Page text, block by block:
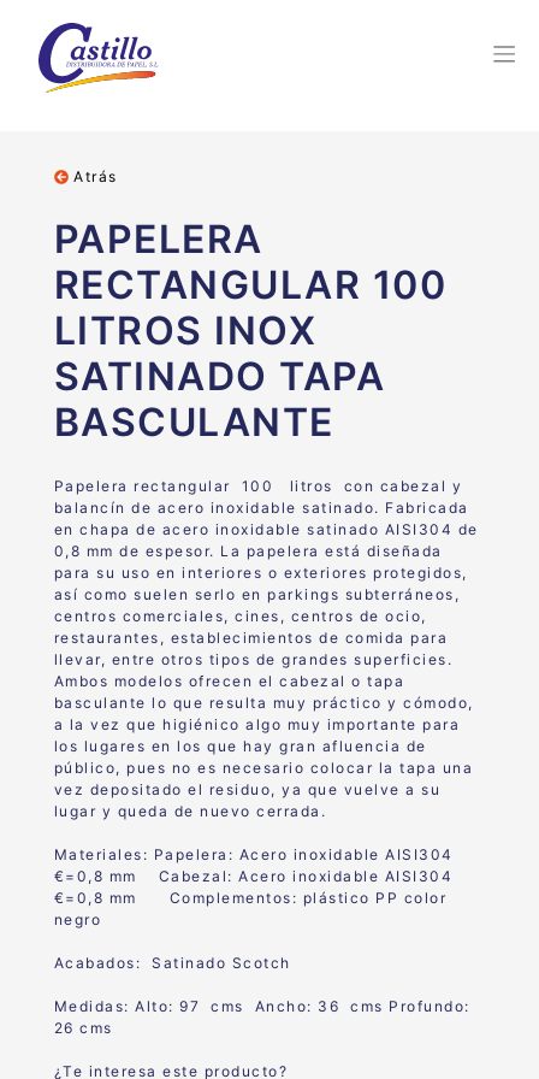
Atrás
PAPELERA
RECTANGULAR 100
LITROS INOX
SATINADO TAPA
BASCULANTE
Papelera rectangular 100 litros con cabezal y
balancín de acero inoxidable satinado. Fabricada
en chapa de acero inoxidable satinado AISI304 de
0,8 mm de espesor. La papelera está diseñada
para su uso en interiores o exteriores protegidos,
así como suelen serlo en parkings subterráneos,
centros comerciales, cines, centros de ocio,
restaurantes, establecimientos de comida para
llevar, entre otros tipos de grandes superficies.
Ambos modelos ofrecen el cabezal o tapa
basculante lo que resulta muy práctico y cómodo,
a la vez que higiénico algo muy importante para
los lugares en los que hay gran afluencia de
público, pues no es necesario colocar la tapa una
vez depositado el residuo, ya que vuelve a su
lugar y queda de nuevo cerrada.
Materiales: Papelera: Acero inoxidable AISI304
€=0,8 mm Cabezal: Acero inoxidable AISI304
€=0,8 mm Complementos: plástico PP color
negro
Acabados: Satinado Scotch
Medidas: Alto: 97 cms Ancho: 36 cms Profundo:
26 cms
¿Te interesa este producto?